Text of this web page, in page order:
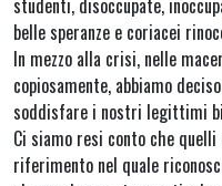
studenti, disoccupate,
belle speranze e coriacei
In mezzo alla crisi, nelle
copiosamente, abbiamo
soddisfare i nostri legittimi
Ci siamo resi conto che quelli
riferimento nel quale